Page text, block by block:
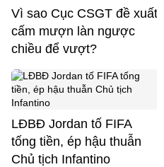
Vì sao Cục CSGT đề xuất
cấm mượn làn ngược
chiều để vượt?
LĐBĐ Jordan tố FIFA
tống tiền, ép hậu thuẫn
Chủ tịch Infantino